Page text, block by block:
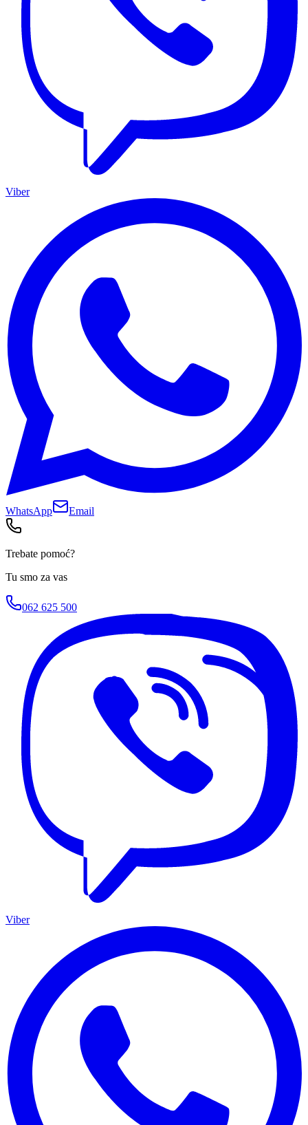
Viber
WhatsApp Email
Trebate pomoć?
Tu smo za vas
062 625 500
Viber